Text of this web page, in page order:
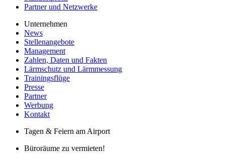
Partner und Netzwerke
Unternehmen
News
Stellenangebote
Management
Zahlen, Daten und Fakten
Lärmschutz und Lärmmessung
Trainingsflüge
Presse
Partner
Werbung
Kontakt
Tagen & Feiern am Airport
Büroräume zu vermieten!